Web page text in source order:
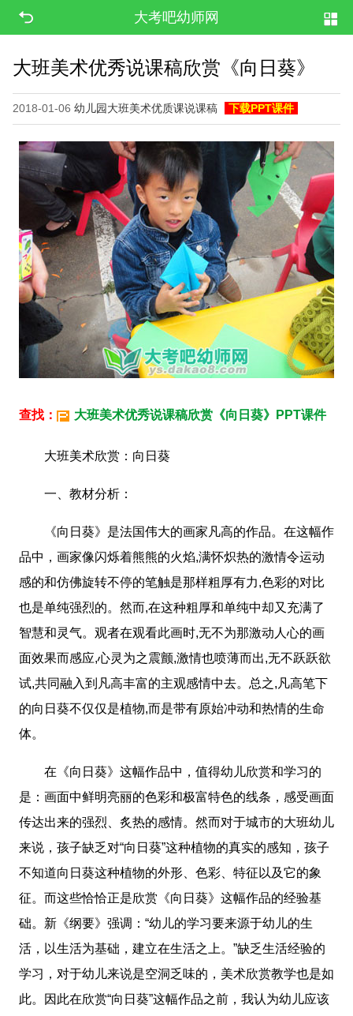
大考吧幼师网
大班美术优秀说课稿欣赏《向日葵》
2018-01-06 幼儿园大班美术优质课说课稿 下载PPT课件
查找： 大班美术优秀说课稿欣赏《向日葵》PPT课件
大班美术欣赏：向日葵
一、教材分析：
《向日葵》是法国伟大的画家凡高的作品。在这幅作
品中，画家像闪烁着熊熊的火焰,满怀炽热的激情令运动
感的和仿佛旋转不停的笔触是那样粗厚有力,色彩的对比
也是单纯强烈的。然而,在这种粗厚和单纯中却又充满了
智慧和灵气。观者在观看此画时,无不为那激动人心的画
面效果而感应,心灵为之震颤,激情也喷薄而出,无不跃跃欲
试,共同融入到凡高丰富的主观感情中去。总之,凡高笔下
的向日葵不仅仅是植物,而是带有原始冲动和热情的生命
体。
在《向日葵》这幅作品中，值得幼儿欣赏和学习的
是：画面中鲜明亮丽的色彩和极富特色的线条，感受画面
传达出来的强烈、炙热的感情。然而对于城市的大班幼儿
来说，孩子缺乏对“向日葵”这种植物的真实的感知，孩子
不知道向日葵这种植物的外形、色彩、特征以及它的象
征。而这些恰恰正是欣赏《向日葵》这幅作品的经验基
础。新《纲要》强调：“幼儿的学习要来源于幼儿的生
活，以生活为基础，建立在生活之上。”缺乏生活经验的
学习，对于幼儿来说是空洞乏味的，美术欣赏教学也是如
此。因此在欣赏“向日葵”这幅作品之前，我认为幼儿应该